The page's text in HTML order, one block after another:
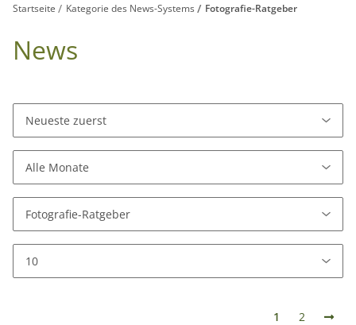
Startseite Kategorie des News-Systems Fotografie-Ratgeber
News
1 2